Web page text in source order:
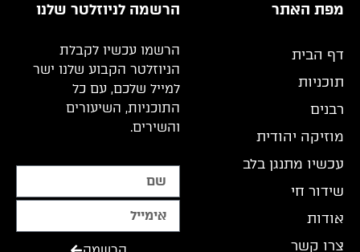
מפת האתר
דף הבית
תוכניות
רבנים
מוזיקה יהודית
עכשיו מתנגן בלב
שידור חי
אודות
צרו קשר
הרשמה לניוזלטר שלנו
הרשמו עכשיו לקבלת
הניוזלטר הקבוע שלנו ישר
למייל שלכם, עם כל
התוכניות, השיעורים
והשירים.